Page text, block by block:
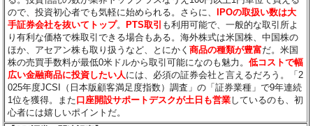
ので、投資初心者でも気軽に始められる。さらに、
IPOの取扱い数は大
手証券会社を抜いてトップ。 PTS取引 も利用可能で、一般的な取引所よ
り有利な価格で株取引できる場合もある。海外株式は米国株、中国株の
ほか、アセアン株も取り扱うなど、とにかく商品の種類が豊富だ。米国
株の売買手数料が最低0米ドルから取引可能になのも魅力。低コストで幅
広い金融商品に投資したい人には、必須の証券会社と言えるだろう。「2
025年度JCSI（日本版顧客満足度指数）調査」の「証券業種」で9年連続
1位を獲得。また口座開設サポートデスクが土日も営業しているのも、初
心者には嬉しいポイントだ。